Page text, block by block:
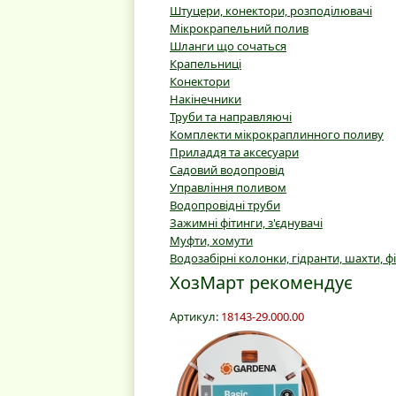
Штуцери, конектори, розподілювачі
Мікрокрапельний полив
Шланги що сочаться
Крапельниці
Конектори
Накінечники
Труби та направляючі
Комплекти мікрокраплинного поливу
Приладдя та аксесуари
Садовий водопровід
Управління поливом
Водопровідні труби
Зажимні фітинги, з'єднувачі
Муфти, хомути
Водозабірні колонки, гідранти, шахти,
ХозМарт рекомендує
Артикул: 18143-29.000.00